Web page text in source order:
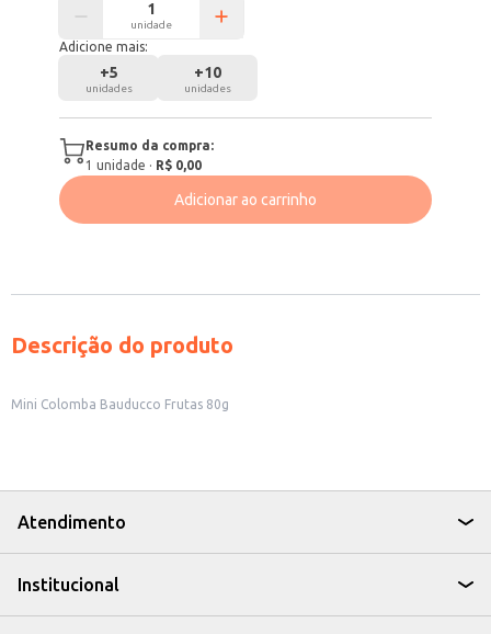
unidade
Adicione mais:
+5
unidades
+10
unidades
Resumo da compra:
1 unidade · R$ 0,00
Adicionar ao carrinho
Descrição do produto
Mini Colomba Bauducco Frutas 80g
Atendimento
Institucional